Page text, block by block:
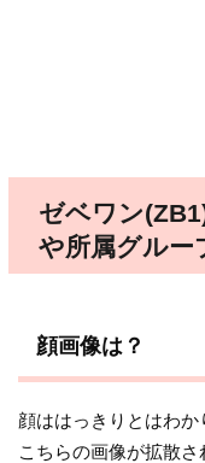
ゼベワン
や所属グルー
顔画像は？
顔ははっきりとはわか
こちらの画像が拡散さ